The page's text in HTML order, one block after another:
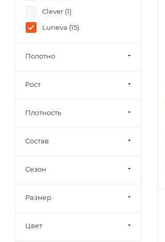
Clever (1)
Luneva (15)
Полотно
Рост
Плотность
Состав
Сезон
Размер
Цвет